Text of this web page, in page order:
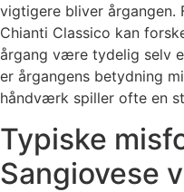
vigtigere bliver årgangen.
Chianti Classico kan
årgang være tydelig selv
er årgangens betydning
håndværk spiller ofte en
Typiske
Sangiovese